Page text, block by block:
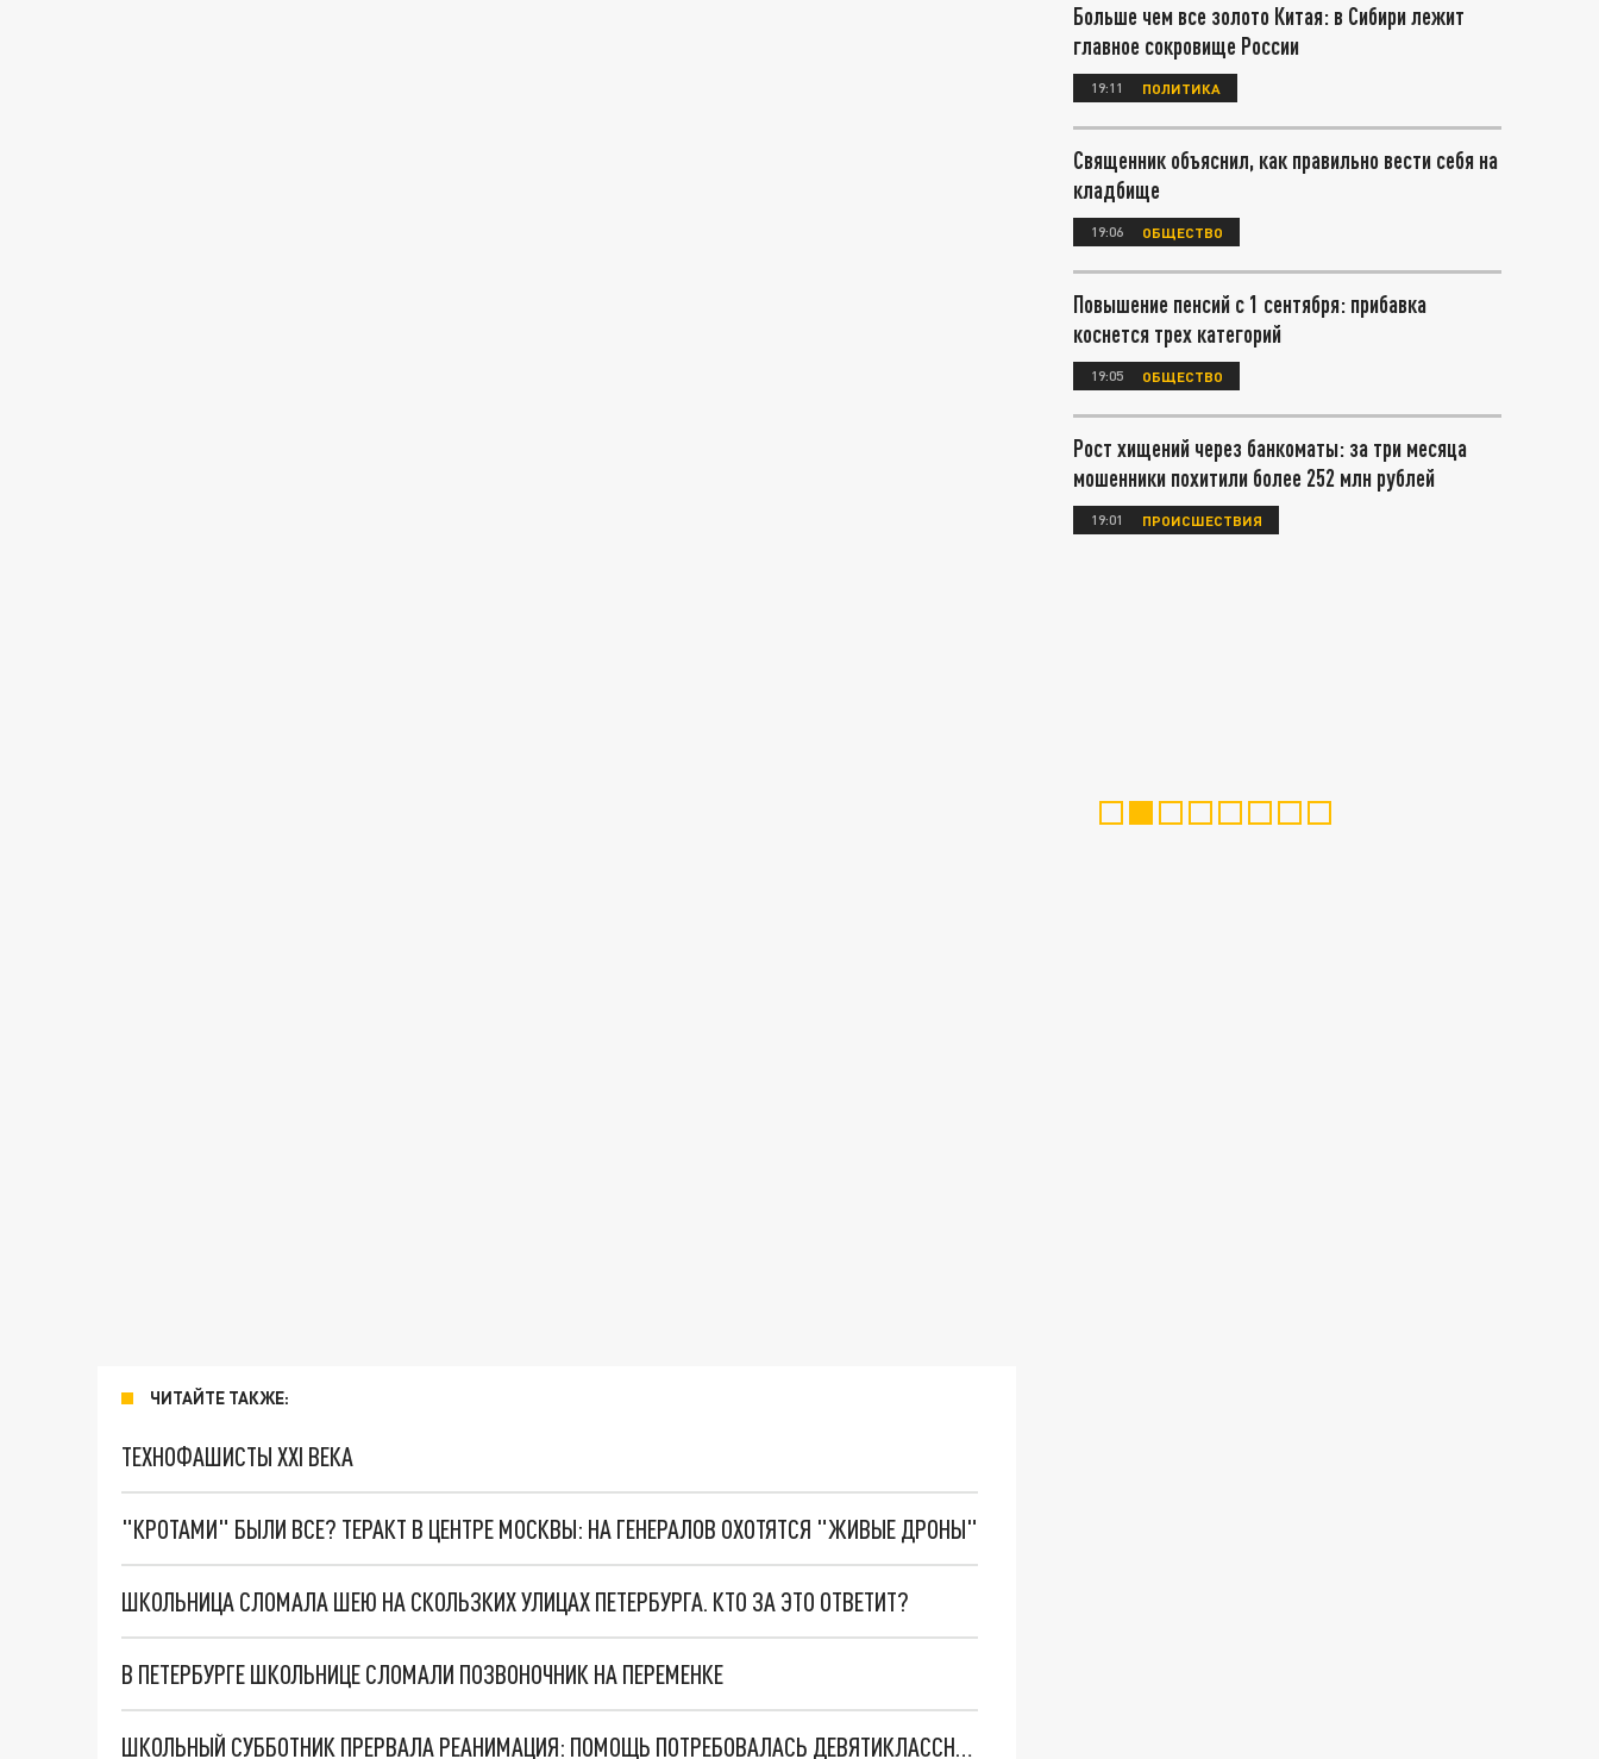
ЧИТАЙТЕ ТАКЖЕ:
ТЕХНОФАШИСТЫ XXI ВЕКА
"КРОТАМИ" БЫЛИ ВСЕ? ТЕРАКТ В ЦЕНТРЕ МОСКВЫ: НА ГЕНЕРАЛОВ ОХОТЯТСЯ "ЖИВЫЕ ДРОНЫ"
ШКОЛЬНИЦА СЛОМАЛА ШЕЮ НА СКОЛЬЗКИХ УЛИЦАХ ПЕТЕРБУРГА. КТО ЗА ЭТО ОТВЕТИТ?
В ПЕТЕРБУРГЕ ШКОЛЬНИЦЕ СЛОМАЛИ ПОЗВОНОЧНИК НА ПЕРЕМЕНКЕ
ШКОЛЬНЫЙ СУББОТНИК ПРЕРВАЛА РЕАНИМАЦИЯ: ПОМОЩЬ ПОТРЕБОВАЛАСЬ ДЕВЯТИКЛАССНИЦЕ
Больше чем все золото Китая: в Сибири лежит
главное сокровище России
19:11 ПОЛИТИКА
Священник объяснил, как правильно вести себя на
кладбище
19:06 ОБЩЕСТВО
Повышение пенсий с 1 сентября: прибавка
коснется трех категорий
19:05 ОБЩЕСТВО
Рост хищений через банкоматы: за три месяца
мошенники похитили более 252 млн рублей
19:01 ПРОИСШЕСТВИЯ